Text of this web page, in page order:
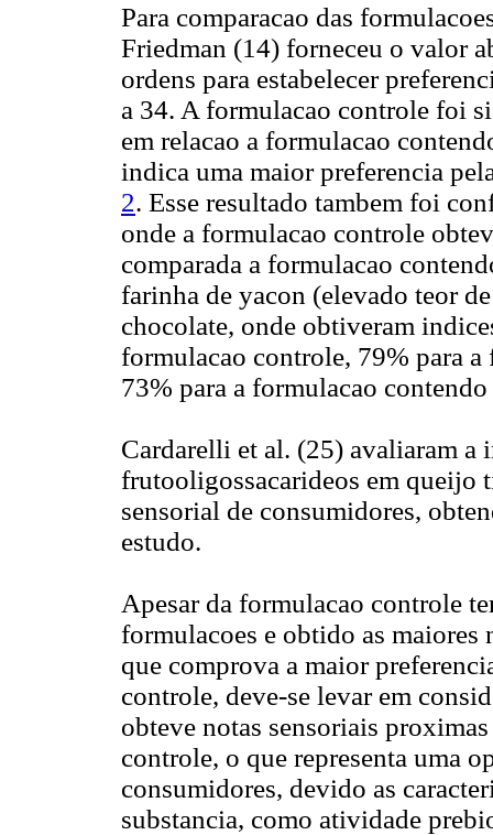
Para comparacao das
Friedman (14) forneceu o valor
ordens para estabelecer
a 34. A formulacao controle foi
em relacao a formulacao
indica uma maior preferencia
2. Esse resultado tambem foi
onde a formulacao controle
comparada a formulacao
farinha de yacon (elevado teor
chocolate, onde obtiveram
formulacao controle, 79% para
73% para a formulacao
Cardarelli et al. (25) avaliaram a
frutooligossacarideos em queijo
sensorial de consumidores,
estudo.
Apesar da formulacao controle
formulacoes e obtido as maiores
que comprova a maior
controle, deve-se levar em
obteve notas sensoriais
controle, o que representa uma
consumidores, devido as
substancia, como atividade